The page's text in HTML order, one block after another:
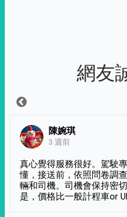
網友
陳婉琪
3 週前
真心覺得服務很好。駕駛
懂，接送前，依照問卷調
輛和司機。司機會保持密
是，價格比一般計程車or